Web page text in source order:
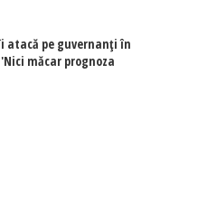
atacă pe guvernanți în
măcar prognoza